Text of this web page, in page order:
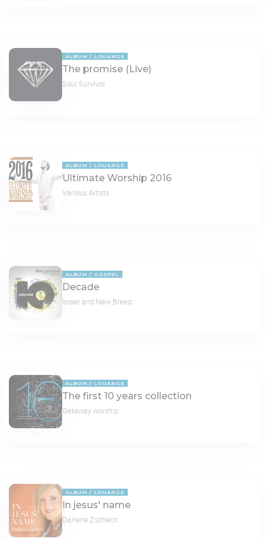
ALBUM LOUANGE
The promise (Live)
Soul Survivor
ALBUM LOUANGE
Ultimate Worship 2016
Various Artists
ALBUM GOSPEL
Decade
Israel and New Breed
ALBUM LOUANGE
The first 10 years collection
Gateway worship
ALBUM LOUANGE
In jesus' name
Darlene Zschech